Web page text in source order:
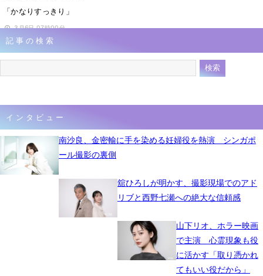
「かなりすっきり」
3月6日 07時00分
記事の検索
インタビュー
南沙良、金密輸に手を染める妊婦役を熱演 シンガポ
ール撮影の裏側
舘ひろしが明かす、撮影現場でのアド
リブと西野七瀬への絶大な信頼感
山下リオ、ホラー映画
で主演 心霊現象も役
に活かす「取り憑かれ
てもいい役だから」